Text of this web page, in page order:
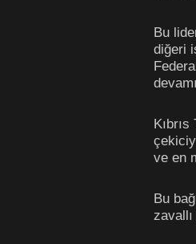
Bu
diğeri
ve en
Bu